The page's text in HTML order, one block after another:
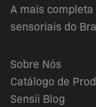
A mais
sensoriais do
Sobre Nós
Catálogo de
Sensii Blog